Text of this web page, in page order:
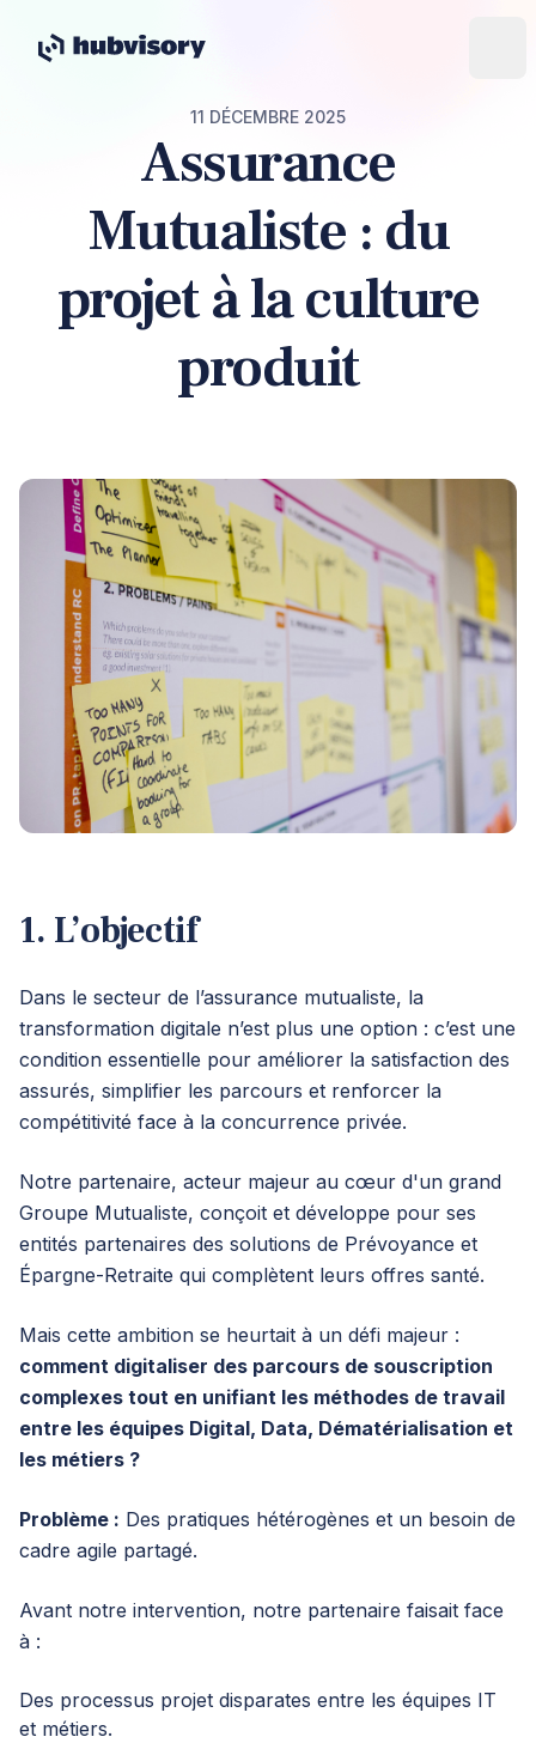
11 DÉCEMBRE 2025
Assurance
Mutualiste : du
projet à la culture
produit
1. L’objectif
Dans le secteur de l’assurance mutualiste, la
transformation digitale n’est plus une option : c’est une
condition essentielle pour améliorer la satisfaction des
assurés, simplifier les parcours et renforcer la
compétitivité face à la concurrence privée.
Notre partenaire, acteur majeur au cœur d'un grand
Groupe Mutualiste, conçoit et développe pour ses
entités partenaires des solutions de Prévoyance et
Épargne-Retraite qui complètent leurs offres santé.
Mais cette ambition se heurtait à un défi majeur :
comment digitaliser des parcours de souscription
complexes tout en unifiant les méthodes de travail
entre les équipes Digital, Data, Dématérialisation et
les métiers ?
Problème : Des pratiques hétérogènes et un besoin de
cadre agile partagé.
Avant notre intervention, notre partenaire faisait face
à :
Des processus projet disparates entre les équipes IT
et métiers.